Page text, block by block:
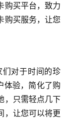
购买平台，致力
购买服务，让您
对于时间的珍
体验，简化了购
，只需轻点几下
，让您可以将更